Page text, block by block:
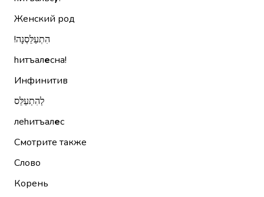
Женский род
הִתְעַלֵּסְנָה!‏
hитъалесна!
Инфинитив
לְהִתְעַלֵּס
леhитъалес
Смотрите также
Слово
Корень